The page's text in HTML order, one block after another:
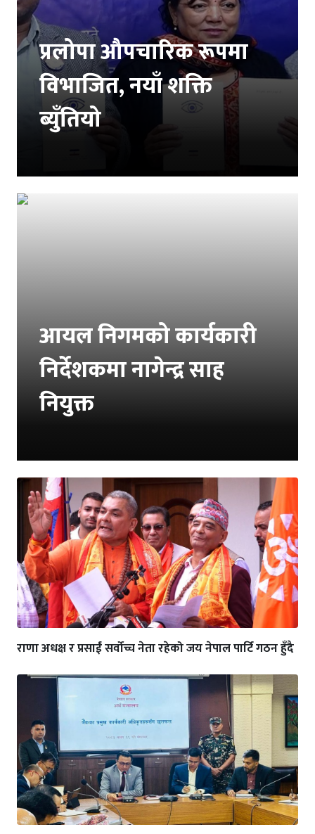
प्रलोपा औपचारिक रूपमा
विभाजित, नयाँ शक्ति
ब्युँतियो
आयल निगमको कार्यकारी
निर्देशकमा नागेन्द्र साह
नियुक्त
राणा अधक्ष र प्रसाईं सर्वोच्च नेता रहेको जय नेपाल पार्टि गठन हुँदै